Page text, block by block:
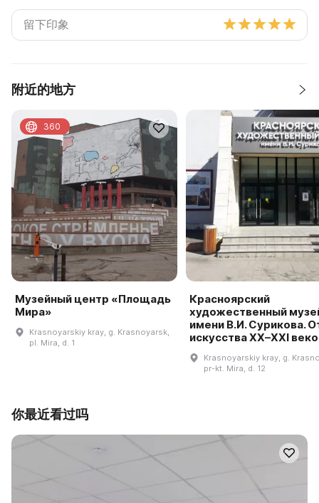
附近的地方
Музейный центр «Площадь
Мира»
Krasnoyarskiy kray, g. Krasnoyarsk,
pl. Mira, d. 1
360
Красноярский
художественный
имени В.И. Сурикова.
искусства XX–XXI
Krasnoyarskiy kray, g.
pr-kt. Mira, d. 12
你最近看过吗